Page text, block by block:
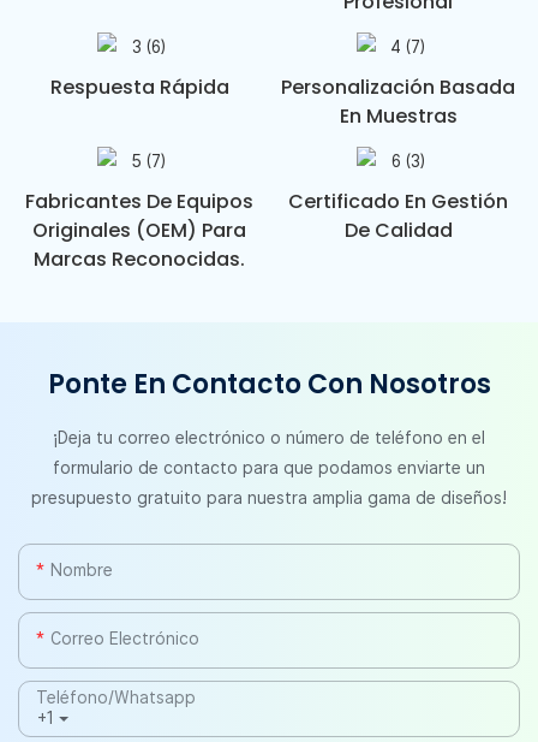
Respuesta Rápida
Personalización Basada
En Muestras
Fabricantes De Equipos
Originales (OEM) Para
Marcas Reconocidas.
Certificado En Gestión
De Calidad
Ponte En Contacto Con Nosotros
¡Deja tu correo electrónico o número de teléfono en el
formulario de contacto para que podamos enviarte un
presupuesto gratuito para nuestra amplia gama de diseños!
Nombre
Correo Electrónico
+1
Teléfono/whatsapp